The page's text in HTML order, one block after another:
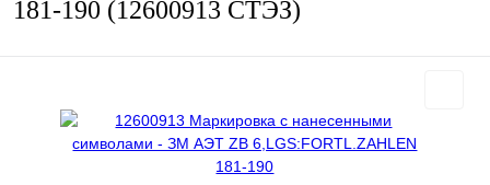
181-190 (12600913 СТЭЗ)